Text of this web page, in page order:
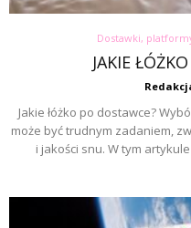
Dostawki,
JAKIE
Jakie łóżko po dostawce?
może być trudnym zadaniem,
i jakości snu. W tym